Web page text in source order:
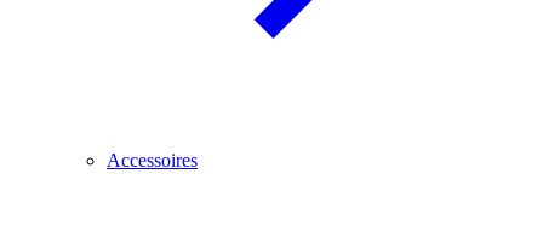
Accessoires